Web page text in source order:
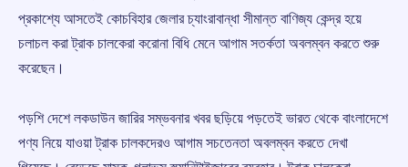
প্রকাশ্যে আসতেই কোচবিহার জেলার চ্যাংরাবান্ধা সীমান্ত বাণিজ্য কেন্দ্র হয়ে
চলাচল করা ট্রাক চালকেরা করোনা বিধি মেনে আগাম সতর্কতা অবলম্বন করতে শুরু
করেছেন।
পড়শি দেশে লকডাউন জারির সম্ভবনার খবর ছড়িয়ে পড়তেই ভারত থেকে বাংলাদেশে
পণ্য নিয়ে যাওয়া ট্রাক চালকদেরও আগাম সচতেনতা অবলম্বন করতে দেখা